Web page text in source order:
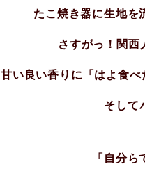
たこ焼き器に生地を
さすがっ！関
甘い良い香りに「はよ食
そして
「自分